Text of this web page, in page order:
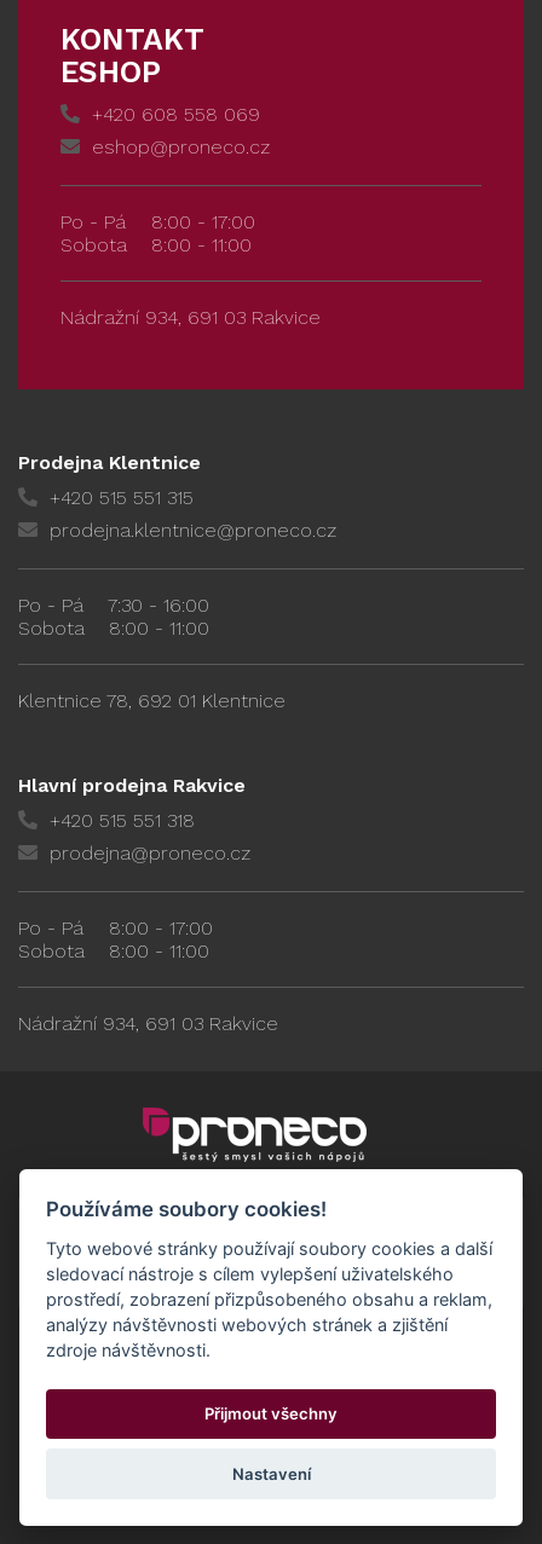
KONTAKT
ESHOP
+420 608 558 069
eshop@proneco.cz
Po - Pá
8:00 - 17:00
Sobota
8:00 - 11:00
Nádražní 934, 691 03 Rakvice
Prodejna Klentnice
+420 515 551 315
prodejna.klentnice@proneco.cz
Po - Pá
7:30 - 16:00
Sobota
8:00 - 11:00
Klentnice 78, 692 01 Klentnice
Hlavní prodejna Rakvice
+420 515 551 318
prodejna@proneco.cz
Po - Pá
8:00 - 17:00
Sobota
8:00 - 11:00
Nádražní 934, 691 03 Rakvice
GDPR - Odběratelé
Možnosti dopravy a platby
Používáme soubory cookies!
Tyto webové stránky používají soubory cookies a další
sledovací nástroje s cílem vylepšení uživatelského
prostředí, zobrazení přizpůsobeného obsahu a reklam,
analýzy návštěvnosti webových stránek a zjištění
zdroje návštěvnosti.
Přijmout všechny
Nastavení